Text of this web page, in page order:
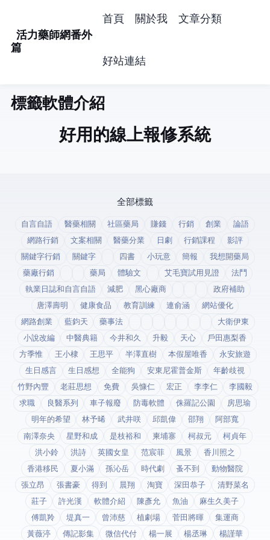
活力藥師網番外
篇
首頁 關於我 文章分類
好站連結
標籤: 軟體介紹 (1)
好用的線上報修系統
全部標籤
自言自語 醫藥相關 社區藥局 賺錢 行銷 創業
論語
網路行銷
文案相關 醫藥分業 日劇 行銷課程
影評
關鍵字行銷
關鍵字 四書 小玩意 簡報
我想開藥局
藥廠行銷
藥局 體驗文 艾毛寶試用見證
法鬥
執業日誌和自言自語
減肥 黑心廠商
政府補助
唐澤壽明
健康食品 教育訓練 連俞涵
網站優化
網路創業
藍鈞天 藥事法
大衛伊東
小說改編
中醫典籍 今井和久 升毅 天心
戶田惠梨香
方季惟
王小棣 王思平 半澤直樹 本假屋唯香
永安旅遊
生日感言
生日感想 全能狗 安東尼霍普金斯
年齡歧視
竹野內豐
老莊思想 免費 吳慷仁 宏正 李李仁
李國毅
求職
良醫系列 車子報廢 防毒軟體 侏羅記公園
房思瑜
明年的希望
林予晞 武井咲 邱凱偉 邵翔
阿部寬
南澤奈央
星野和成 是枝裕和 柬埔寨 柯叔元
柯貞年
洪小鈴
洪詩 英國女皇 范宸菲 風景
香川照之
香港移民
夏小滿 孫沁岳 時代劇 蚤不到
動物醫院
張立昂
張書豪 得到app 晨翔 淘寶 深田恭子
清野菜名
莊子
許光漢 軟體介紹 陳彥允 魚油
麻生久美子
傅凱羚
堤真一 曾沛慈 植劇場 菅田將暉
集運商
黃薇渟
傳記影集 微信代付 楊一展 楊丞琳 楊謹華